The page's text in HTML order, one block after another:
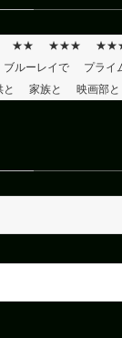
★★ ★★★
ブルーレイで
プライ
家族と 映画部と